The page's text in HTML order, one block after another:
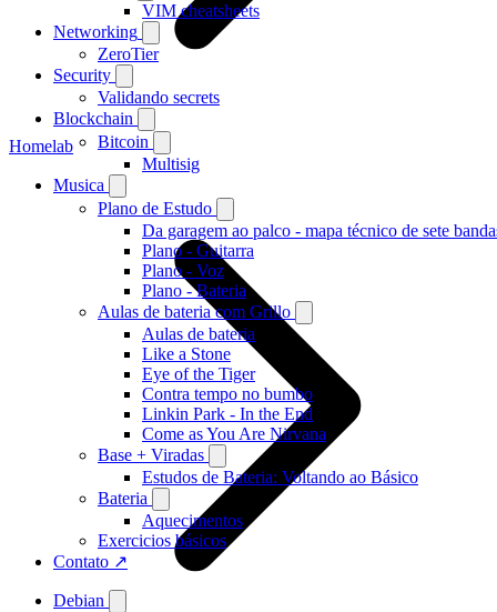
VIM cheatsheets
Networking
ZeroTier
Security
Validando secrets
Blockchain
Bitcoin
Multisig
Musica
Plano de Estudo
Da garagem ao palco - mapa técnico de sete
Plano - Guitarra
Plano - Voz
Plano - Bateria
Aulas de bateria com Grillo
Aulas de bateria
Like a Stone
Eye of the Tiger
Contra tempo no bumbo
Linkin Park - In the End
Come as You Are Nirvana
Base + Viradas
Estudos de Bateria: Voltando ao Básico
Bateria
Aquecimentos
Exercicios básicos
Contato ↗
Debian
Homelab